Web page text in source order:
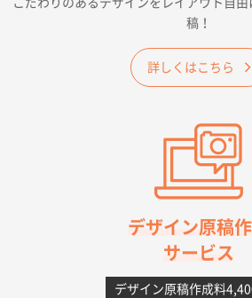
価格 大丈夫そうな会社に見えた
大阪府のお客様
A4フルカラークリアファイル
【ポリ】特別ご注文ページ1000枚
2026年06月08日 17:38
対応の速さ、丁寧さ、提案など
不織布フラットバッグ（A4縦サイ
こだわりのあるデザインをレイアウト自
稿！
詳しくはこちら
デザイン原稿
サービス
デザイン原稿作成料